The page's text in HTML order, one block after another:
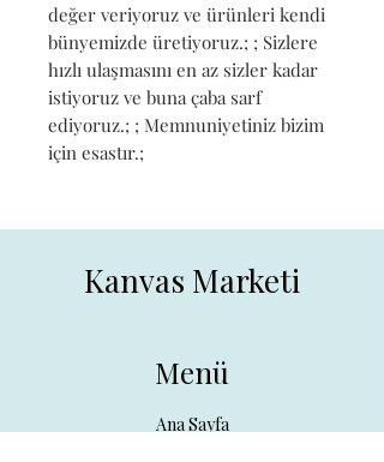
değer veriyoruz ve ürünleri kendi
bünyemizde üretiyoruz.; ; Sizlere
hızlı ulaşmasını en az sizler kadar
istiyoruz ve buna çaba sarf
ediyoruz.; ; Memnuniyetiniz bizim
için esastır.;
Kanvas Marketi
Menü
Ana Sayfa